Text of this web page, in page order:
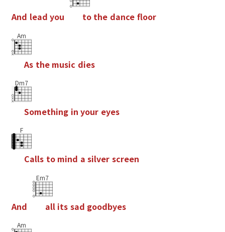
And lead you to the dance foor
Am
As the music dies
Dm7
Something in your eyes
F
Calls to mind a silver screen
And
Em7
all its sad goodbyes
Am